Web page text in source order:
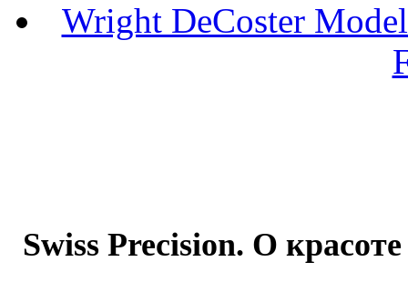
Wright DeCoster
Swiss Precision. О